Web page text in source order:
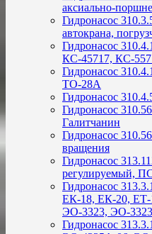
аксиально-
Гидронасос
автокрана,
Гидронасос
КС-45717, КС-
Гидронасос
ТО-28А
Гидронасос
Гидронасос
Галитчанин
Гидронасос
вращения
Гидронасос
регулируемый,
Гидронасос
ЕК-18, ЕК-20, ЕТ-
ЭО-3323, ЭО-
Гидронасос